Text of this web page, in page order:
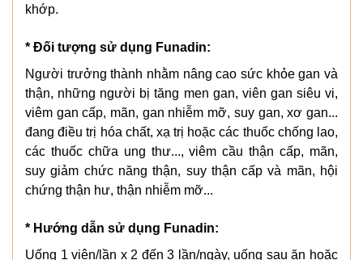
khớp.
* Đối tượng sử dụng Funadin:
Người trưởng thành nhằm nâng cao sức khỏe gan và
thận, những người bị tăng men gan, viên gan siêu vi,
viêm gan cấp, mãn, gan nhiễm mỡ, suy gan, xơ gan...
đang điều trị hóa chất, xạ trị hoặc các thuốc chống lao,
các thuốc chữa ung thư..., viêm cầu thận cấp, mãn,
suy giảm chức năng thận, suy thận cấp và mãn, hội
chứng thận hư, thận nhiễm mỡ...
* Hướng dẫn sử dụng Funadin:
Uống 1 viên/lần x 2 đến 3 lần/ngày, uống sau ăn hoặc